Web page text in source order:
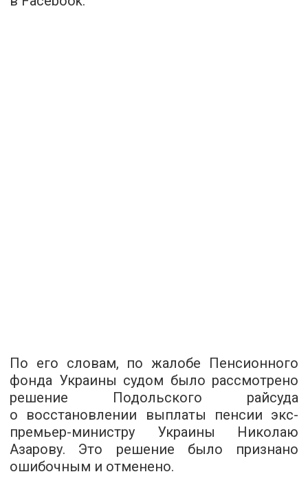
По его словам, по жалобе Пенсионного
фонда Украины судом было рассмотрено
решение Подольского райсуда
о восстановлении выплаты пенсии экс-
премьер-министру Украины Николаю
Азарову. Это решение было признано
ошибочным и отменено.